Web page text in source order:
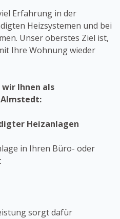
Erfahrung in der
Heizsystemen und bei
Unser oberstes Ziel ist,
Ihre Wohnung wieder
Ihnen als
Heizanlagen
in Ihren Büro- oder
sorgt dafür